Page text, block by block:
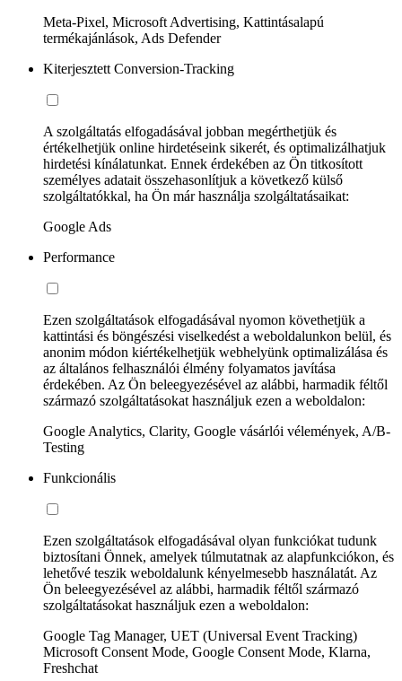
Meta-Pixel, Microsoft Advertising, Kattintásalapú
termékajánlások, Ads Defender
Kiterjesztett Conversion-Tracking
A szolgáltatás elfogadásával jobban megérthetjük és
értékelhetjük online hirdetéseink sikerét, és optimalizálhatjuk
hirdetési kínálatunkat. Ennek érdekében az Ön titkosított
személyes adatait összehasonlítjuk a következő külső
szolgáltatókkal, ha Ön már használja szolgáltatásaikat:
Google Ads
Performance
Ezen szolgáltatások elfogadásával nyomon követhetjük a
kattintási és böngészési viselkedést a weboldalunkon belül, és
anonim módon kiértékelhetjük webhelyünk optimalizálása és
az általános felhasználói élmény folyamatos javítása
érdekében. Az Ön beleegyezésével az alábbi, harmadik féltől
származó szolgáltatásokat használjuk ezen a weboldalon:
Google Analytics, Clarity, Google vásárlói vélemények, A/B-
Testing
Funkcionális
Ezen szolgáltatások elfogadásával olyan funkciókat tudunk
biztosítani Önnek, amelyek túlmutatnak az alapfunkciókon, és
lehetővé teszik weboldalunk kényelmesebb használatát. Az
Ön beleegyezésével az alábbi, harmadik féltől származó
szolgáltatásokat használjuk ezen a weboldalon:
Google Tag Manager, UET (Universal Event Tracking)
Microsoft Consent Mode, Google Consent Mode, Klarna,
Freshchat